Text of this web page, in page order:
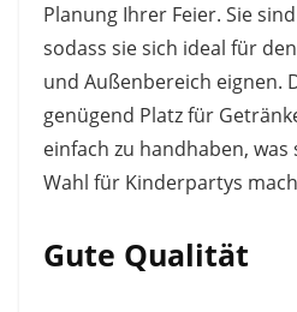
Planung Ihrer Feier. Sie
sodass sie sich ideal für
und Außenbereich eignen.
genügend Platz für
einfach zu handhaben, was
Wahl für Kinderpartys
Gute Qualität